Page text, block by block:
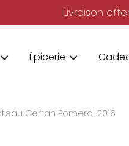
Livraison
Épicerie
Certan Pomerol 2016